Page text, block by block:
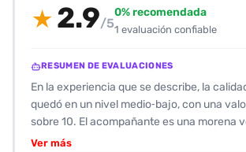
★ 2.9/5
0% recomendada
1 evaluación confiable
RESUMEN DE EVALUACIONES
En la experiencia que se describe, la
quedó en un nivel medio‑bajo, con una
sobre 10. El acompañante es una morena
bajita (menos de 1,60 m) y con una panza
Ver más